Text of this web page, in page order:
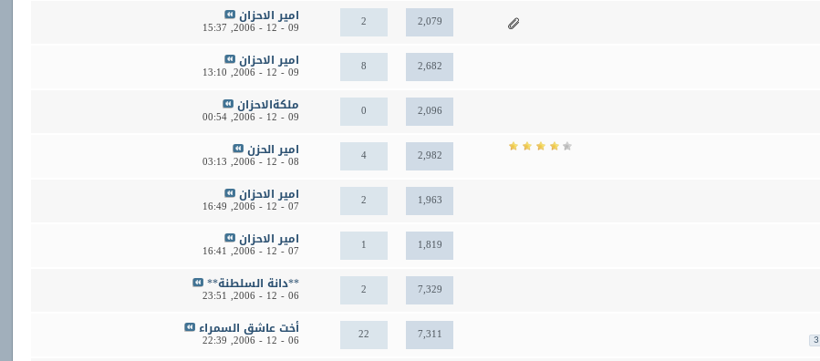
2 2,079 امير الاحزان
09 - 12 - 2006,
15:37
8 2,682 امير الاحزان
09 - 12 - 2006,
13:10
0 2,096 ملكةالاحزان
09 - 12 - 2006,
00:54
4 2,982 امير الحزن
08 - 12 - 2006,
03:13
2 1,963 امير الاحزان
07 - 12 - 2006,
16:49
1 1,819 امير الاحزان
07 - 12 - 2006,
16:41
2 7,329 **دانة السلطنة**
06 - 12 - 2006,
23:51
3
22 7,311 أخت عاشق السمراء
06 - 12 - 2006,
22:39